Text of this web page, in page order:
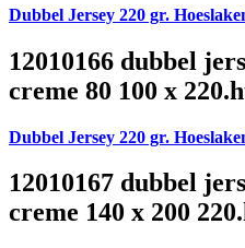
Dubbel Jersey 220 gr.
12010166 dubbel
creme 80 100 x
Dubbel Jersey 220 gr.
12010167 dubbel
creme 140 x 200